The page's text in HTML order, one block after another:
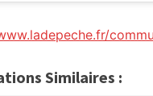
Similaires :